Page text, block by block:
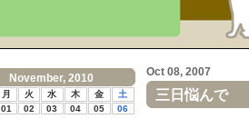
November, 2010
月 火 水 木 金
土
01 02 03 04 05
06
Oct 08, 2007
三日悩んで